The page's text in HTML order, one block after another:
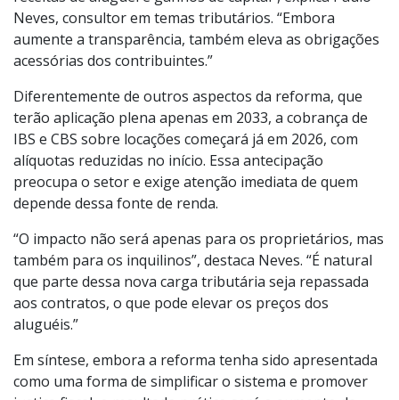
“Essa ferramenta permitirá à Receita Federal cruzar
informações e fiscalizar com muito mais precisão as
receitas de aluguel e ganhos de capital”, explica Paulo
aumente a transparência, também eleva as obrigações
acessórias dos contribuintes.”
Diferentemente de outros aspectos da reforma, que
terão aplicação plena apenas em 2033, a cobrança de
IBS e CBS sobre locações começará já em 2026, com
preocupa o setor e exige atenção imediata de quem
depende dessa fonte de renda.
“O impacto não será apenas para os proprietários, mas
também para os inquilinos”, destaca Neves. “É natural
aos contratos, o que pode elevar os preços dos
aluguéis.”